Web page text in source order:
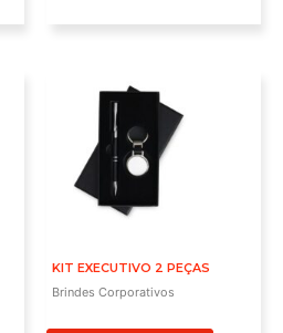
KIT EXECUTIVO 2 PEÇAS
Brindes Corporativos